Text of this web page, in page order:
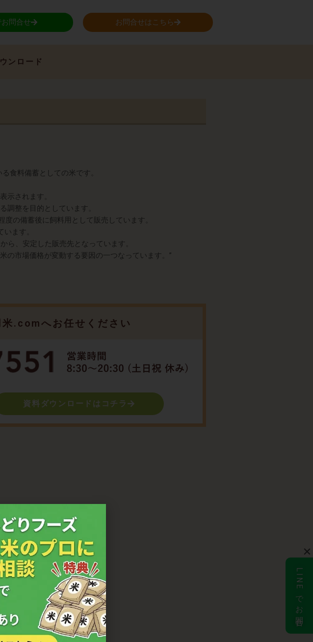
お問合せ お問合せはこちら
ンロード
食料備蓄としての米です。
示されます。
調整を目的としています。
の備蓄後に飼料用として販売しています。
ます。
ら、安定した販売先となっています。
の市場価格が変動する要因の一つなっています。”
.comへお任せください
資料ダウンロードはコチラ
LINEでお問合せ